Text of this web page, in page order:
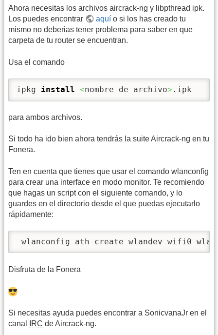
Ahora necesitas los archivos aircrack-ng y libpthread ipk.
Los puedes encontrar
aquí o si los has creado tu
mismo no deberias tener problema para saber en que
carpeta de tu router se encuentran.
Usa el comando
ipkg install <nombre de archivo> .ipk
para ambos archivos.
Si todo ha ido bien ahora tendrás la suite Aircrack-ng en tu
Fonera.
Ten en cuenta que tienes que usar el comando wlanconfig
para crear una interface en modo monitor. Te recomiendo
que hagas un script con el siguiente comando, y lo
guardes en el directorio desde el que puedas ejecutarlo
rápidamente:
wlanconfig ath create wlandev wifi0
Disfruta de la Fonera
Si necesitas ayuda puedes encontrar a SonicvanaJr en el
canal
IRC de Aircrack-ng.